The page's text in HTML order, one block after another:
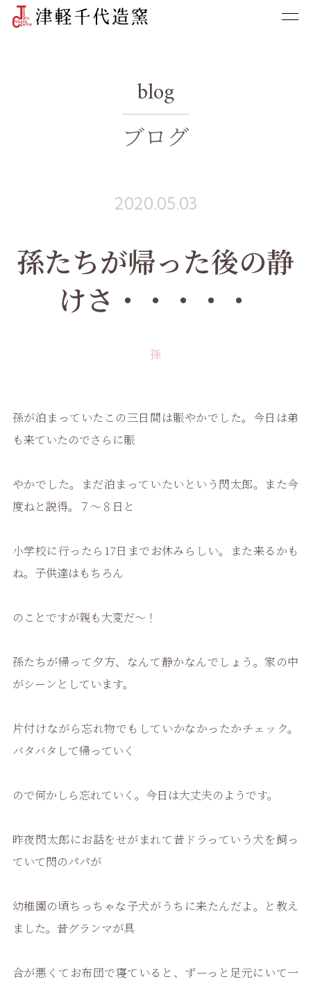
blog
ブログ
2020.05.03
孫たちが帰った後の静
けさ・・・・・
孫
孫が泊まっていたこの三日間は賑やかでした。今日は弟
も来ていたのでさらに賑
やかでした。まだ泊まっていたいという閃太郎。また今
度ねと説得。７〜８日と
小学校に行ったら17日までお休みらしい。また来るかも
ね。子供達はもちろん
のことですが親も大変だ〜！
孫たちが帰って夕方、なんて静かなんでしょう。家の中
がシーンとしています。
片付けながら忘れ物でもしていかなかったかチェック。
バタバタして帰っていく
ので何かしら忘れていく。今日は大丈夫のようです。
昨夜閃太郎にお話をせがまれて昔ドラっていう犬を飼っ
ていて閃のパパが
幼稚園の頃ちっちゃな子犬がうちに来たんだよ。と教え
ました。昔グランマが具
合が悪くてお布団で寝ていると、ずーっと足元にいて一